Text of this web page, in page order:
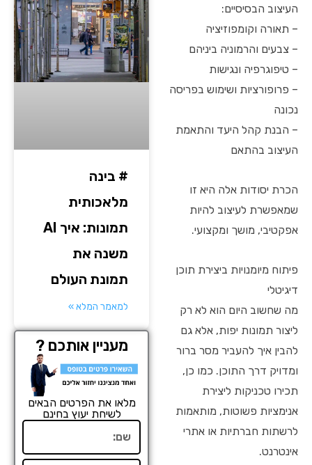
העיצוב הבסיסיים:
– תאורה וקומפוזיציה
– צבעים והרמוניה ביניהם
– טיפוגרפיה ונגישות
– פרופורציות ושימוש בפריסה
נכונה
– הבנת קהל היעד והתאמת
העיצוב בהתאם
הכרת יסודות אלה היא זו
שמאפשרת לעיצוב להיות
אפקטיבי, מושך ומקצועי.
פיתוח מיומנויות ביצירת תוכן
דיגיטלי
מה שחשוב היום הוא לא רק
ליצור תמונות יפות, אלא גם
להבין איך להעביר מסר ברור
ומדויק דרך התוכן. כמו כן,
תכירו טכניקות ליצירת
אנימציות פשוטות, מותאמות
לרשתות חברתיות או אתרי
אינטרנט.
# בינה
מלאכותית
תמונות: איך AI
משנה את
תמונת העולם
למאמר המלא »
מעניין אותכם ?
מלאו את הפרטים הבאים
לשיחת יעוץ בחינם